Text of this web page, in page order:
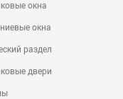
окна
окна
раздел
двери